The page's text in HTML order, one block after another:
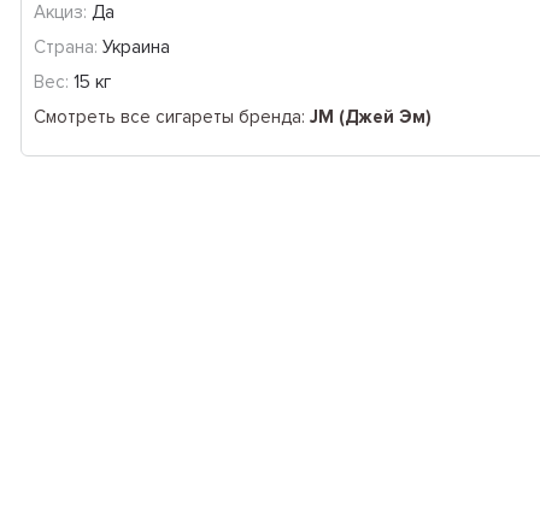
Акциз: Да
Страна: Украина
Вес: 15 кг
Смотреть все сигареты бренда: JM (Джей Эм)